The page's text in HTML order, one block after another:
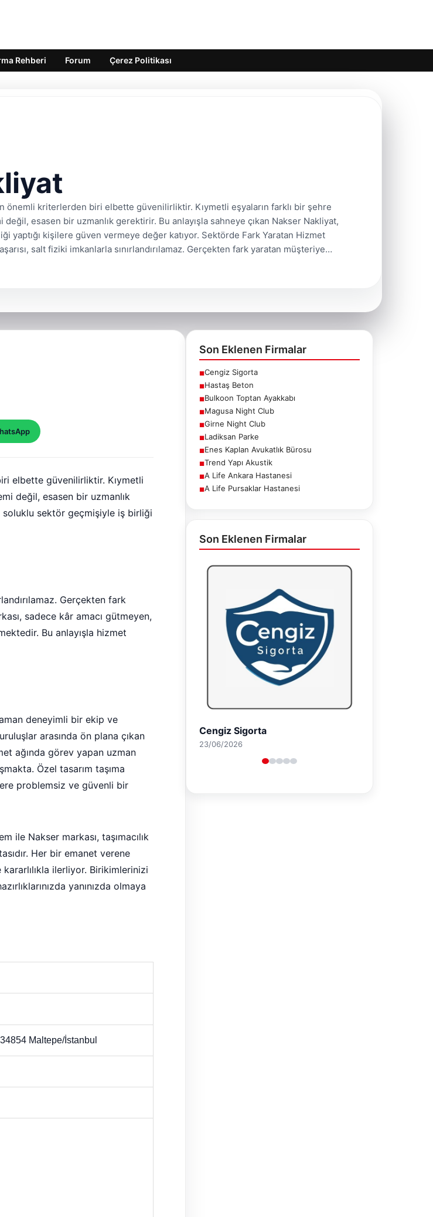
Rehberi Forum Çerez Politikası
önemli kriterlerden biri elbette güvenilirliktir. Kıymetli eşyaların farklı bir şehre
esasen bir uzmanlık gerektirir. Bu anlayışla sahneye çıkan Nakser Nakliyat,
yaptığı kişilere güven vermeye değer katıyor. Sektörde Fark Yaratan Hizmet
salt fiziki imkanlarla sınırlandırılamaz. Gerçekten fark yaratan müşteriye…
elbette güvenilirliktir. Kıymetli
değil, esasen bir uzmanlık
soluklu sektör geçmişiyle iş birliği
Gerçekten fark
sadece kâr amacı gütmeyen,
Bu anlayışla hizmet
deneyimli bir ekip ve
arasında ön plana çıkan
ağında görev yapan uzman
Özel tasarım taşıma
problemsiz ve güvenli bir
ile Nakser markası, taşımacılık
Her bir emanet verene
ilerliyor. Birikimlerinizi
yanınızda olmaya
Maltepe/İstanbul
Son Eklenen Firmalar
■Cengiz Sigorta
■Hastaş Beton
■Bulkoon Toptan Ayakkabı
■Magusa Night Club
■Girne Night Club
■Ladiksan Parke
■Enes Kaplan Avukatlık Bürosu
■Trend Yapı Akustik
■A Life Ankara Hastanesi
■A Life Pursaklar Hastanesi
Son Eklenen Firmalar
Hastaş Beton
26/05/2026